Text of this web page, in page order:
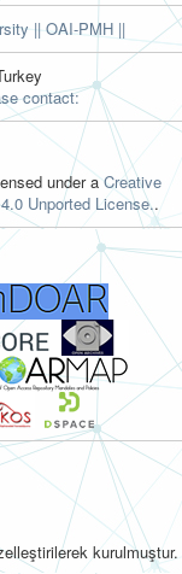
||OAI-PMH ||
contact:
under aCreative
Unported License..
kurulmuştur.